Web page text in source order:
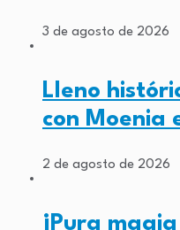
3 de agosto de 2026
Lleno
con Moenia
2 de agosto de 2026
¡Pura